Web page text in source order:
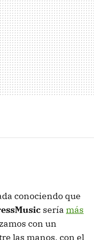
conociendo que
sería más
con un
las manos, con el